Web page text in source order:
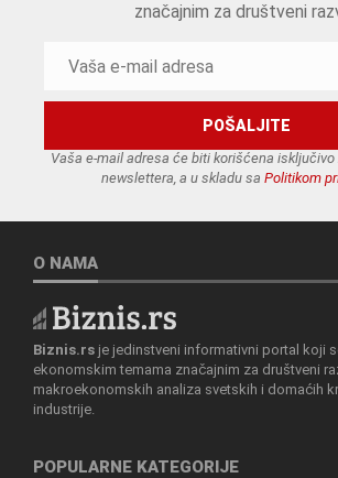
značajnim za društveni
Vaša e-mail adresa će biti korišćena
newslettera, a u skladu sa Politikom
O NAMA
Biznis.rs je jedinstveni informativni portal koji
ekonomskim temama značajnim za društveni
makroekonomskih analiza svetskih i domaćih
industrije.
POPULARNE KATEGORIJE